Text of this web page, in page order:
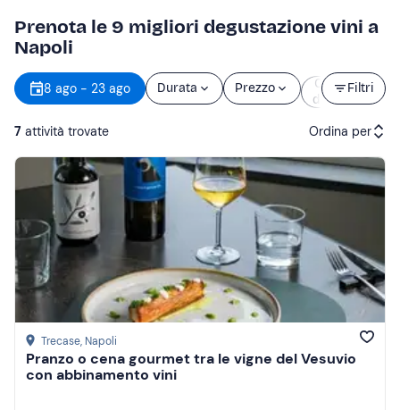
Prenota le 9 migliori degustazione vini a
Napoli
Filtri
8 ago - 23 ago Durata Prezzo
Orario
d’inizio
7 attività trovate Ordina per
Attività consigliate
Prezzo (crescente)
Prezzo (decrescente)
Recensioni
Trecase, Napoli
Pranzo o cena gourmet tra le vigne del Vesuvio
con abbinamento vini